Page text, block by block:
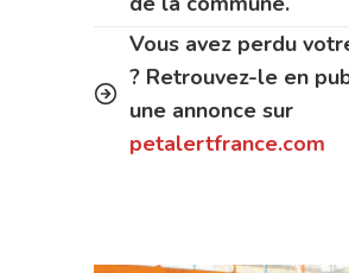
Vous avez perdu
? Retrouvez-le en
une annonce sur
petalertfrance.com